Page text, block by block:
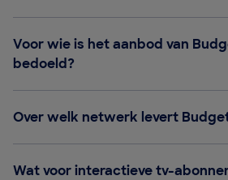
Voor wie is het aanbod van
bedoeld?
Over welk netwerk levert
Wat voor interactieve tv-